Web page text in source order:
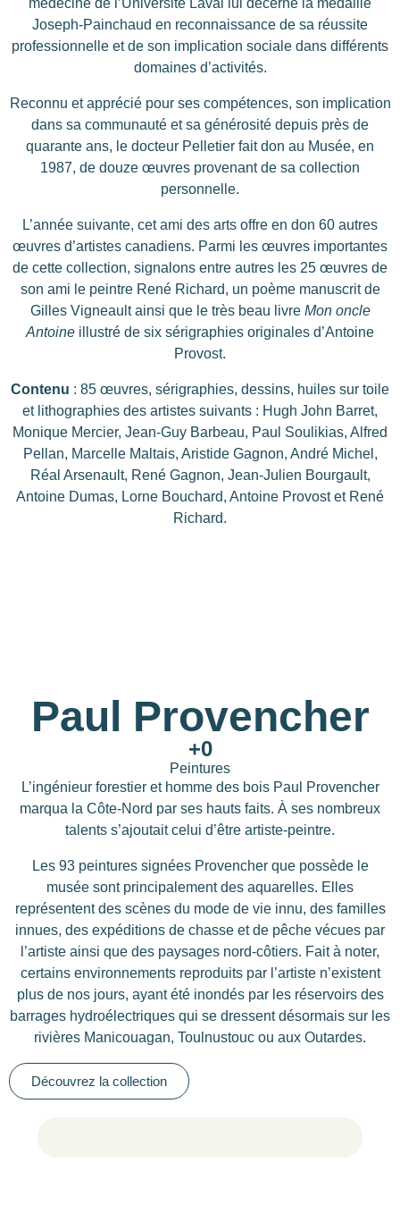
médecine de l’Université Laval lui décerne la médaille
Joseph-Painchaud en reconnaissance de sa réussite
professionnelle et de son implication sociale dans différents
domaines d’activités.
Reconnu et apprécié pour ses compétences, son implication
dans sa communauté et sa générosité depuis près de
quarante ans, le docteur Pelletier fait don au Musée, en
1987, de douze œuvres provenant de sa collection
personnelle.
L’année suivante, cet ami des arts offre en don 60 autres
œuvres d’artistes canadiens. Parmi les œuvres importantes
de cette collection, signalons entre autres les 25 œuvres de
son ami le peintre René Richard, un poème manuscrit de
Gilles Vigneault ainsi que le très beau livre Mon oncle
Antoine illustré de six sérigraphies originales d’Antoine
Provost.
Contenu : 85 œuvres, sérigraphies, dessins, huiles sur toile
et lithographies des artistes suivants : Hugh John Barret,
Monique Mercier, Jean-Guy Barbeau, Paul Soulikias, Alfred
Pellan, Marcelle Maltais, Aristide Gagnon, André Michel,
Réal Arsenault, René Gagnon, Jean-Julien Bourgault,
Antoine Dumas, Lorne Bouchard, Antoine Provost et René
Richard.
Paul Provencher
Peintures
+0
L’ingénieur forestier et homme des bois Paul Provencher
marqua la Côte-Nord par ses hauts faits. À ses nombreux
talents s’ajoutait celui d’être artiste-peintre.
Les 93 peintures signées Provencher que possède le
musée sont principalement des aquarelles. Elles
représentent des scènes du mode de vie innu, des familles
innues, des expéditions de chasse et de pêche vécues par
l’artiste ainsi que des paysages nord-côtiers. Fait à noter,
certains environnements reproduits par l’artiste n’existent
plus de nos jours, ayant été inondés par les réservoirs des
barrages hydroélectriques qui se dressent désormais sur les
rivières Manicouagan, Toulnustouc ou aux Outardes.
Découvrez la collection